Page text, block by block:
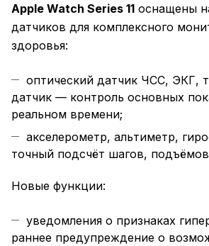
Apple Watch Series 11 оснащены
датчиков для комплексного
здоровья:
оптический датчик ЧСС, ЭКГ,
датчик — контроль основных
реальном времени;
акселерометр, альтиметр,
точный подсчёт шагов,
Новые функции:
уведомления о признаках
раннее предупреждение о